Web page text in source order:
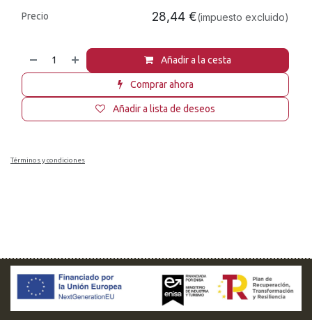
Añadir a la cesta
Comprar ahora
Añadir a lista de deseos
Precio 28,44 €(impuesto excluido)
Términos y condiciones